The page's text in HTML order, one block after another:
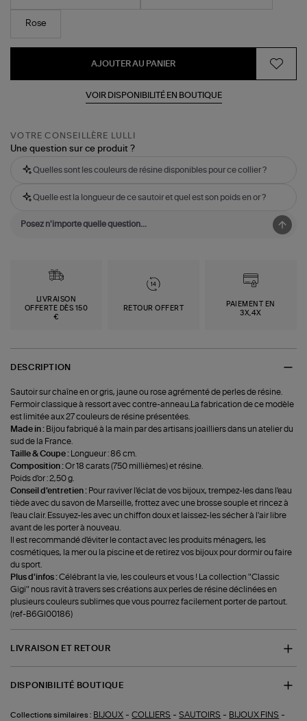
Rose
AJOUTER AU PANIER
VOIR DISPONIBILITÉ EN BOUTIQUE
VOTRE CONSEILLÈRE LULLI
Une question sur ce produit ?
Quelles sont les couleurs de résine disponibles pour ce collier ?
Quelle est la longueur de ce sautoir et quel est son poids en or ?
LIVRAISON
OFFERTE DÈS 150
€
RETOUR OFFERT
PAIEMENT EN
3X,4X
DESCRIPTION
Sautoir sur chaîne en or gris, jaune ou rose agrémenté de perles de résine.
Fermoir classique à ressort avec contre-anneau.La fabrication de ce modèle
est limitée aux 27 couleurs de résine présentées.
Made in : Bijou fabriqué à la main par des artisans joailliers dans un atelier du
sud de la France.
Taille & Coupe : Longueur : 86 cm.
Composition :Or 18 carats (750 millièmes) et résine.
Poids d'or : 2,50 g.
Conseil d'entretien : Pour raviver l'éclat de vos bijoux, trempez-les dans l'eau
tiède avec du savon de Marseille, frottez avec une brosse souple et rincez à
l'eau clair. Essuyez-les avec un chiffon doux et laissez-les sécher à l'air libre
avant de les porter à nouveau.
Il est recommandé d'éviter le contact avec les produits ménagers, les
cosmétiques, la mer ou la piscine et de retirez vos bijoux pour dormir ou faire
du sport.
Plus d'infos :Célébrant la vie, les couleurs et vous ! La collection "Classic
Gigi" nous ravit à travers ses créations aux perles de résine déclinées en
plusieurs couleurs sublimes que vous pourrez facilement porter de partout.
(ref-B6GI00186)
LIVRAISON ET RETOUR
DISPONIBILITÉ BOUTIQUE
Collections similaires : BIJOUX -COLLIERS -SAUTOIRS - BIJOUX FINS -